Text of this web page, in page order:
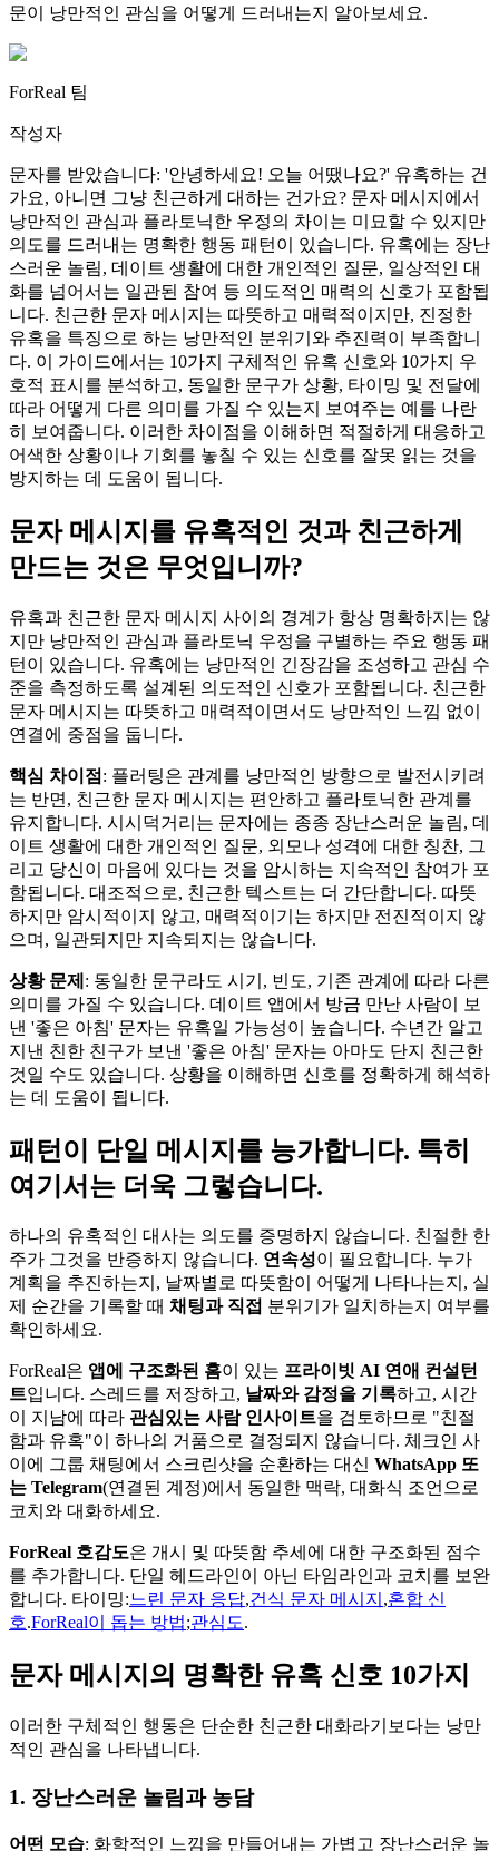
문이 낭만적인 관심을 어떻게 드러내는지 알아보세요.
ForReal 팀
작성자
문자를 받았습니다: '안녕하세요! 오늘 어땠나요?' 유혹하는 건
가요, 아니면 그냥 친근하게 대하는 건가요? 문자 메시지에서
낭만적인 관심과 플라토닉한 우정의 차이는 미묘할 수 있지만
의도를 드러내는 명확한 행동 패턴이 있습니다. 유혹에는 장난
스러운 놀림, 데이트 생활에 대한 개인적인 질문, 일상적인 대
화를 넘어서는 일관된 참여 등 의도적인 매력의 신호가 포함됩
니다. 친근한 문자 메시지는 따뜻하고 매력적이지만, 진정한
유혹을 특징으로 하는 낭만적인 분위기와 추진력이 부족합니
다. 이 가이드에서는 10가지 구체적인 유혹 신호와 10가지 우
호적 표시를 분석하고, 동일한 문구가 상황, 타이밍 및 전달에
따라 어떻게 다른 의미를 가질 수 있는지 보여주는 예를 나란
히 보여줍니다. 이러한 차이점을 이해하면 적절하게 대응하고
어색한 상황이나 기회를 놓칠 수 있는 신호를 잘못 읽는 것을
방지하는 데 도움이 됩니다.
문자 메시지를 유혹적인 것과 친근하게
만드는 것은 무엇입니까?
유혹과 친근한 문자 메시지 사이의 경계가 항상 명확하지는 않
지만 낭만적인 관심과 플라토닉 우정을 구별하는 주요 행동 패
턴이 있습니다. 유혹에는 낭만적인 긴장감을 조성하고 관심 수
준을 측정하도록 설계된 의도적인 신호가 포함됩니다. 친근한
문자 메시지는 따뜻하고 매력적이면서도 낭만적인 느낌 없이
연결에 중점을 둡니다.
핵심 차이점 : 플러팅은 관계를 낭만적인 방향으로 발전시키려
는 반면, 친근한 문자 메시지는 편안하고 플라토닉한 관계를
유지합니다. 시시덕거리는 문자에는 종종 장난스러운 놀림, 데
이트 생활에 대한 개인적인 질문, 외모나 성격에 대한 칭찬, 그
리고 당신이 마음에 있다는 것을 암시하는 지속적인 참여가 포
함됩니다. 대조적으로, 친근한 텍스트는 더 간단합니다. 따뜻
하지만 암시적이지 않고, 매력적이기는 하지만 전진적이지 않
으며, 일관되지만 지속되지는 않습니다.
상황 문제 : 동일한 문구라도 시기, 빈도, 기존 관계에 따라 다른
의미를 가질 수 있습니다. 데이트 앱에서 방금 만난 사람이 보
낸 '좋은 아침' 문자는 유혹일 가능성이 높습니다. 수년간 알고
지낸 친한 친구가 보낸 '좋은 아침' 문자는 아마도 단지 친근한
것일 수도 있습니다. 상황을 이해하면 신호를 정확하게 해석하
는 데 도움이 됩니다.
패턴이 단일 메시지를 능가합니다. 특히
여기서는 더욱 그렇습니다.
하나의 유혹적인 대사는 의도를 증명하지 않습니다. 친절한 한
주가 그것을 반증하지 않습니다. 연속성이 필요합니다. 누가
계획을 추진하는지, 날짜별로 따뜻함이 어떻게 나타나는지, 실
제 순간을 기록할 때 채팅과 직접 분위기가 일치하는지 여부를
확인하세요.
ForReal은 앱에 구조화된 홈이 있는 프라이빗 AI 연애 컨설턴
트입니다. 스레드를 저장하고, 날짜와 감정을 기록하고, 시간
이 지남에 따라 관심있는 사람 인사이트을 검토하므로 "친절
함과 유혹"이 하나의 거품으로 결정되지 않습니다. 체크인 사
이에 그룹 채팅에서 스크린샷을 순환하는 대신 WhatsApp 또
는 Telegram(연결된 계정)에서 동일한 맥락, 대화식 조언으로
코치와 대화하세요.
ForReal 호감도은 개시 및 따뜻함 추세에 대한 구조화된 점수
를 추가합니다. 단일 헤드라인이 아닌 타임라인과 코치를 보완
합니다. 타이밍:느린 문자 응답,건식 문자 메시지 ,혼합 신
호.ForReal이 돕는 방법;관심도.
문자 메시지의 명확한 유혹 신호 10가지
이러한 구체적인 행동은 단순한 친근한 대화라기보다는 낭만
적인 관심을 나타냅니다.
1. 장난스러운 놀림과 농담
어떤 모습: 화학적인 느낌을 만들어내는 가볍고 장난스러운 놀